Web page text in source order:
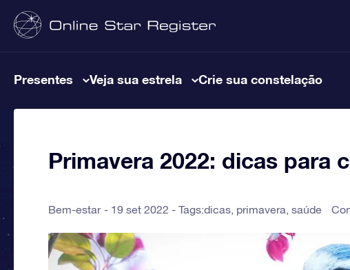
Presentes Veja sua estrela Crie sua constelação
Primavera 2022: dicas para
Bem-estar 19 set 2022 - Tags:dicas, primavera, saúde